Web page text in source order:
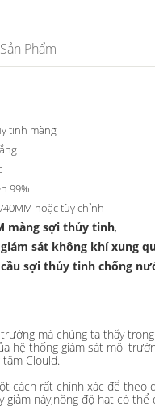
Phẩm
tinh màng
99%
40MM hoặc tùy chỉnh
màng sợi thủy tinh,
sát không khí xung
cầu sợi thủy tinh chống
mà chúng ta thấy
hệ thống giám sát môi
Clould.
cách rất chính xác để theo
giảm này,nồng độ hạt có